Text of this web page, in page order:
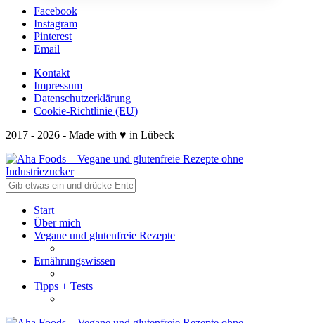
Facebook
Instagram
Pinterest
Email
Kontakt
Impressum
Datenschutzerklärung
Cookie-Richtlinie (EU)
2017 - 2026 - Made with ♥ in Lübeck
Start
Über mich
Vegane und glutenfreie Rezepte
Ernährungswissen
Tipps + Tests